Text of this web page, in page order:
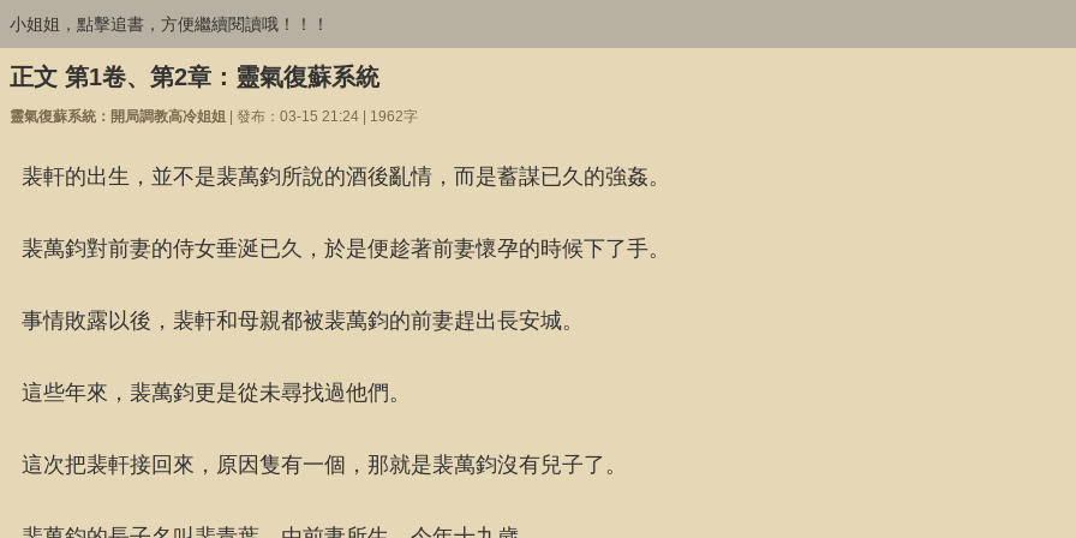
小姐姐，點擊追書，方便繼續閱讀哦！！！
正文 第1卷、第2章：靈氣復蘇系統
靈氣復蘇系統：開局調教高冷姐姐 | 發布：03-15 21:24 | 1962字
裴軒的出生，並不是裴萬鈞所說的酒後亂情，而是蓄謀已久的強姦。
裴萬鈞對前妻的侍女垂涎已久，於是便趁著前妻懷孕的時候下了手。
事情敗露以後，裴軒和母親都被裴萬鈞的前妻趕出長安城。
這些年來，裴萬鈞更是從未尋找過他們。
這次把裴軒接回來，原因隻有一個，那就是裴萬鈞沒有兒子了。